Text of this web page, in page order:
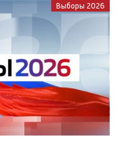
Выборы 2026